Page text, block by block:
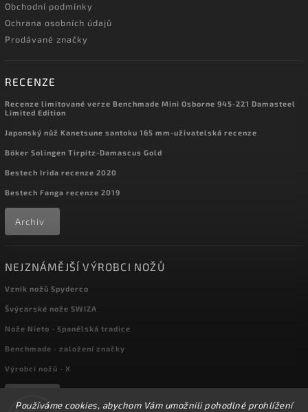
Používáme cookies, abychom Vám umožnili pohodlné prohlížení
Obchodní podmínky
Ochrana osobních údajů
Prodávané značky
RECENZE
Recenze limitované verze Benchmade Mini Osborne 945-221 Damasteel
Limited Edition
Japonský nůž Kanetsune santoku 165 mm-uživatelská recenze
Böker Solingen Tirpitz-Damascus Gold
Bestech Irida recenze 2020
Bestech Fanga recenze 2019
Archiv
NEJZNÁMĚJŠÍ VÝROBCI NOŽŮ
Vznik nožů Spyderco
Švýcarské nože SWIZA
Nože Nieto - španělská tradice
Benchmade - založení značky
Výrobci nožů - X